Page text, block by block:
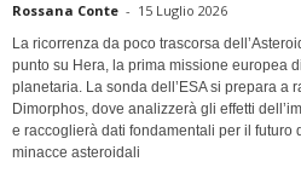
Rossana Conte - 15 Luglio 2026
La ricorrenza da poco trascorsa
punto su Hera, la prima missione europea
planetaria. La sonda dell’ESA si prepara a
Dimorphos, dove analizzerà gli effetti
e raccoglierà dati fondamentali per il futuro
minacce asteroidali